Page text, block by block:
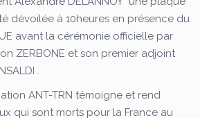
dévoilée à 10heures en présence du
avant la cérémonie officielle par
ZERBONE et son premier adjoint
.
ANT-TRN témoigne et rend
qui sont morts pour la France au